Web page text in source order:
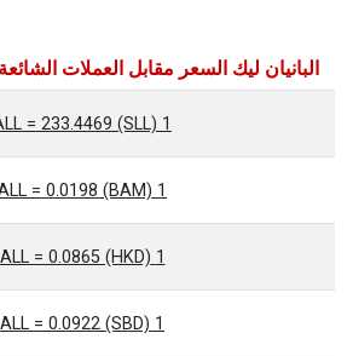
البانيان ليك السعر مقابل العملات الشائعة كما في
1 ALL = 233.4469 (SLL)
1 ALL = 0.0198 (BAM)
1 ALL = 0.0865 (HKD)
1 ALL = 0.0922 (SBD)